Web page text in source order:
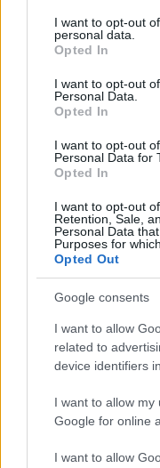
not limited to your visit
grant or deny consent
use your data for
consent section.
I want to opt-out
personal data.
Opted In
I want to opt-out
Personal Data.
Opted In
I want to opt-out
Personal Data for
Opted In
I want to opt-out
Retention, Sale,
Personal Data
Purposes for
Opted Out
Google consents
I want to allow
related to
device identifiers
I want to allow
Google for online
I want to allow
Πηγή: ΑΠΕ - ΜΠΕ
Ακολουθήστε το
πρώτοι όλες τις